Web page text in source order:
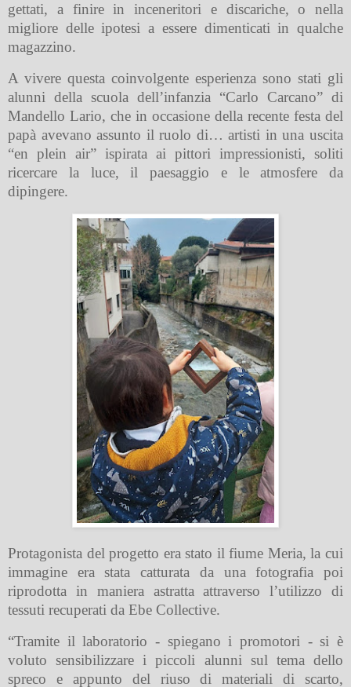
gettati, a finire in inceneritori e discariche, o nella
migliore delle ipotesi a essere dimenticati in qualche
magazzino.
A vivere questa coinvolgente esperienza sono stati gli
alunni della scuola dell’infanzia “Carlo Carcano” di
Mandello Lario, che in occasione della recente festa del
papà avevano assunto il ruolo di… artisti in una uscita
“en plein air” ispirata ai pittori impressionisti, soliti
ricercare la luce, il paesaggio e le atmosfere da
dipingere.
Protagonista del progetto era stato il fiume Meria, la cui
immagine era stata catturata da una fotografia poi
riprodotta in maniera astratta attraverso l’utilizzo di
tessuti recuperati da Ebe Collective.
“Tramite il laboratorio - spiegano i promotori - si è
voluto sensibilizzare i piccoli alunni sul tema dello
spreco e appunto del riuso di materiali di scarto,